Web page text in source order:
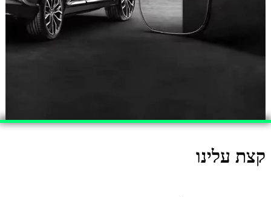
קצת עלינו